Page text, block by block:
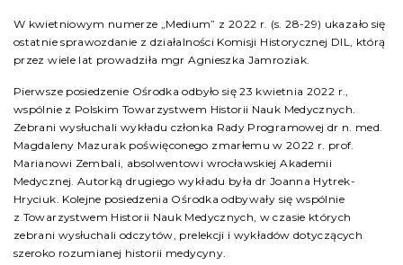
W kwietniowym numerze „Medium” z 2022 r. (s. 28-29) ukazało się
ostatnie sprawozdanie z działalności Komisji Historycznej DIL, którą
przez wiele lat prowadziła mgr Agnieszka Jamroziak.
Pierwsze posiedzenie Ośrodka odbyło się 23 kwietnia 2022 r.,
wspólnie z Polskim Towarzystwem Historii Nauk Medycznych.
Zebrani wysłuchali wykładu członka Rady Programowej dr n. med.
Magdaleny Mazurak poświęconego zmarłemu w 2022 r. prof.
Marianowi Zembali, absolwentowi wrocławskiej Akademii
Medycznej. Autorką drugiego wykładu była dr Joanna Hytrek-
Hryciuk. Kolejne posiedzenia Ośrodka odbywały się wspólnie
z Towarzystwem Historii Nauk Medycznych, w czasie których
zebrani wysłuchali odczytów, prelekcji i wykładów dotyczących
szeroko rozumianej historii medycyny.